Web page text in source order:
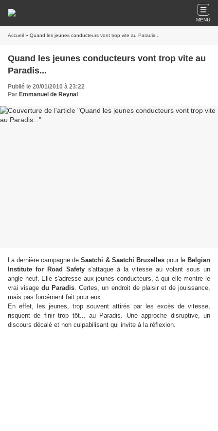
MENU
Accueil » Quand les jeunes conducteurs vont trop vite au Paradis...
Quand les jeunes conducteurs vont trop vite au
Paradis...
Publié le 20/01/2010 à 23:22
Par Emmanuel de Reynal
La dernière campagne deSaatchi & Saatchi Bruxellespour le Belgian
Institute for Road Safety s'attaque àla vitesse au volant sous un
angle neuf. Elle s'adresse aux jeunes conducteurs, à qui elle montre le
vrai visagedu Paradis. Certes, un endroit de plaisir et de jouissance,
mais pas forcément fait pour eux...
En effet, les jeunes, trop souvent attirés par les excès de vitesse,
risquent de finir trop tôt... au Paradis. Une approche disruptive, un
discours décalé et non culpabilisant qui invite à la réflexion.